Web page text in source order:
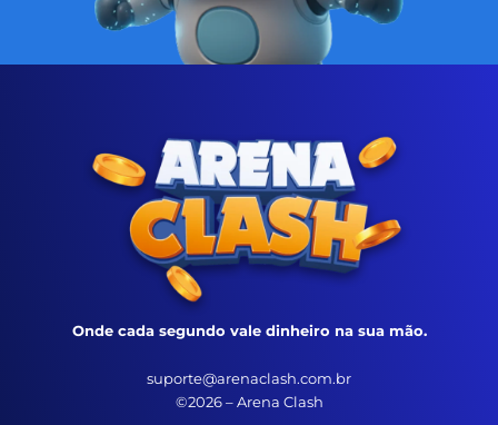
Onde cada segundo vale dinheiro na sua mão.
suporte@arenaclash.com.br
©2026 – Arena Clash